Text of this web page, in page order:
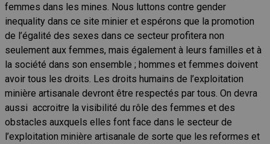
femmes dans les mines. Nous luttons contre gender
inequality dans ce site minier et espérons que la promotion
de l’égalité des sexes dans ce secteur profitera non
seulement aux femmes, mais également à leurs familles et à
la société dans son ensemble ; hommes et femmes doivent
avoir tous les droits. Les droits humains de l’exploitation
minière artisanale devront être respectés par tous. On devra
aussi accroitre la visibilité du rôle des femmes et des
obstacles auxquels elles font face dans le secteur de
l’exploitation minière artisanale de sorte que les reformes et